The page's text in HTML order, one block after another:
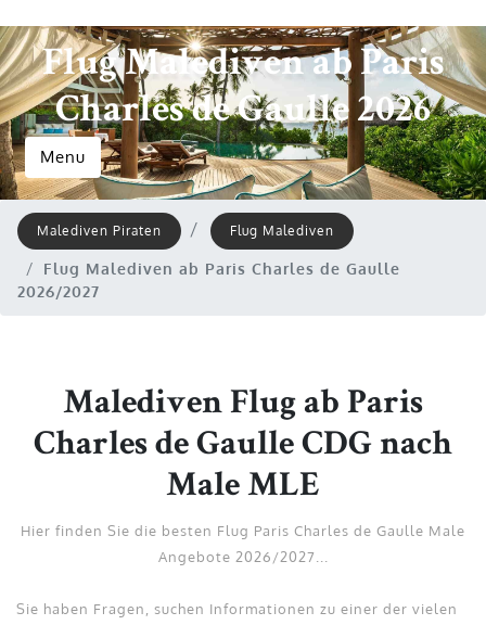
Flug Malediven ab Paris
Charles de Gaulle 2026
Menu
Malediven Piraten Flug Malediven
Flug Malediven ab Paris Charles de Gaulle
2026/2027
Malediven Flug ab Paris
Charles de Gaulle CDG nach
Male MLE
Hier finden Sie die besten Flug Paris Charles de Gaulle Male
Angebote 2026/2027...
Sie haben Fragen, suchen Informationen zu einer der vielen